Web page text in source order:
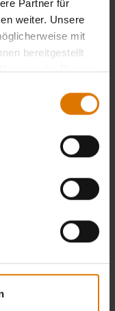
Partner für
weiter. Unsere
mit
bereitgestellt
der Dienste